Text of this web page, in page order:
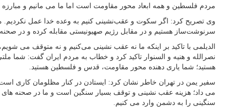
مردم فلسطین و همه ابعاد محور مقاومت است اما ما می مانیم و مبارزه
وی تصریح کرد: اگر سکوت و عقب‌نشینی کنیم به وعده خدا عمل نکردیم.
سرنوشت‌ساز هستیم و در مقابل رژیم صهیونیستی مقابله کرده و در صحنه
الدیلمی با تاکید بر اینکه ما نه عقب نشینی می‌کنیم و نه متوقف می
نصرالله و هنیه و السنوار تاکید کرد و خطاب به مردم ایران گفت: شما
هستید؛ شما یاری دهنده محور مقاومت، قدس و فلسطین هستید.
سفیر یمن در تهران خاطر نشان کرد: ایستادن در کنار مظلومان کاری
می داد؛ هزینه عقب نشینی و توقف بسیار سنگین است و ما در صحنه های
سنگینی را به دشمن وارد می کنیم.